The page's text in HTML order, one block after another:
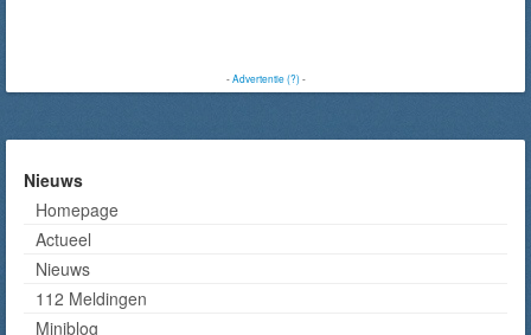
-Advertentie (?)-
Nieuws
Homepage
Actueel
Nieuws
112 Meldingen
Miniblog